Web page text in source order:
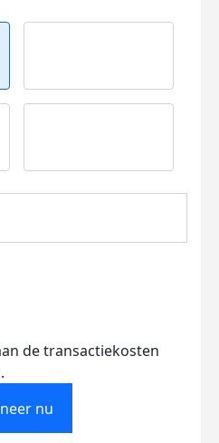
de transactiekosten
nu